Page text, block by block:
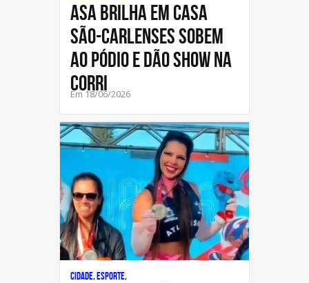
ASA brilha em casa
São-carlenses sobem
ao pódio e dão show na
Corri
Em 18/06/2026
Cidade, Esporte,